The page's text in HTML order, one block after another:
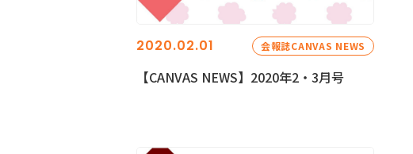
2020.02.01 会報誌CANVAS NEWS
【CANVAS NEWS】2020年2・3月号